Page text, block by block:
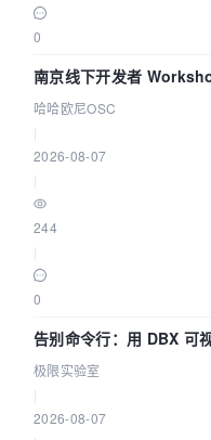
0
南京线下开发者
哈哈欧尼OSC
2026-08-07
244
0
告别命令行：用 DBX 可
极限实验室
2026-08-07